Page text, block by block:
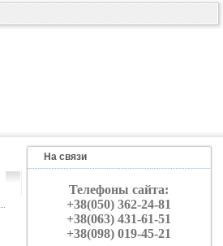
На связи
Телефоны сайта:
+38(050) 362-24-81
+38(063) 431-61-51
+38(098) 019-45-21